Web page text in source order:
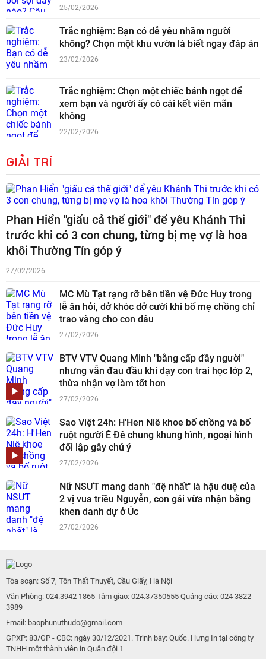
25/02/2026
Trắc nghiệm: Bạn có dễ yêu nhầm người
không? Chọn một khu vườn là biết ngay đáp án
23/02/2026
Trắc nghiệm: Chọn một chiếc bánh ngọt để
xem bạn và người ấy có cái kết viên mãn
không
22/02/2026
GIẢI TRÍ
Phan Hiển "giấu cả thế giới" để yêu Khánh Thi
trước khi có 3 con chung, từng bị mẹ vợ là hoa
khôi Thường Tín góp ý
27/02/2026
MC Mù Tạt rạng rỡ bên tiền vệ Đức Huy trong
lễ ăn hỏi, dở khóc dở cười khi bố mẹ chồng chỉ
trao vàng cho con dâu
27/02/2026
BTV VTV Quang Minh "bằng cấp đầy người"
nhưng vẫn đau đầu khi dạy con trai học lớp 2,
thừa nhận vợ làm tốt hơn
27/02/2026
Sao Việt 24h: H'Hen Niê khoe bố chồng và bố
ruột người Ê Đê chung khung hình, ngoại hình
đối lập gây chú ý
27/02/2026
Nữ NSƯT mang danh "đệ nhất" là hậu duệ của
2 vị vua triều Nguyễn, con gái vừa nhận bằng
khen danh dự ở Úc
27/02/2026
Tòa soạn: Số 7, Tôn Thất Thuyết, Cầu Giấy, Hà Nội
Văn Phòng: 024.3942 1865 Tâm giao: 024.37350555 Quảng cáo: 024 3822
3989
Email: baophunuthudo@gmail.com
GPXP: 83/GP - CBC: ngày 30/12/2021. Trình bày: Quốc. Hưng In tại công ty
TNHH một thành viên in Quân đội 1